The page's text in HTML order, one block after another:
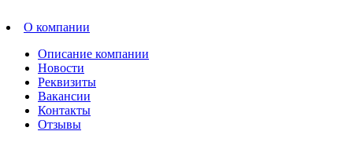
О компании
Описание компании
Новости
Реквизиты
Вакансии
Контакты
Отзывы